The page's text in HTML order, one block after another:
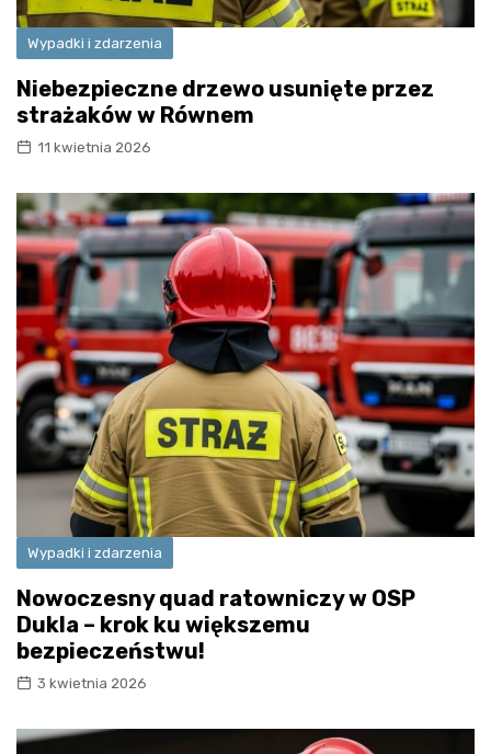
Wypadki i zdarzenia
Niebezpieczne drzewo usunięte przez
strażaków w Równem
11 kwietnia 2026
Wypadki i zdarzenia
Nowoczesny quad ratowniczy w OSP
Dukla – krok ku większemu
bezpieczeństwu!
3 kwietnia 2026